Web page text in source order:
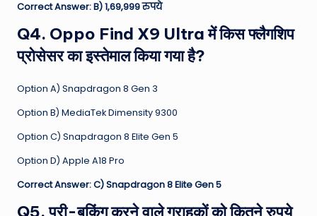
Correct Answer: B) 1,69,999 रुपये
Q4. Oppo Find X9 Ultra में किस फ्लैगशिप
प्रोसेसर का इस्तेमाल किया गया है?
Option A) Snapdragon 8 Gen 3
Option B) MediaTek Dimensity 9300
Option C) Snapdragon 8 Elite Gen 5
Option D) Apple A18 Pro
Correct Answer: C) Snapdragon 8 Elite Gen 5
Q5. प्री-बुकिंग करने वाले ग्राहकों को कितने रुपये